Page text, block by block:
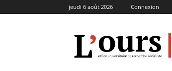
jeudi 6 août 2026 Connexion